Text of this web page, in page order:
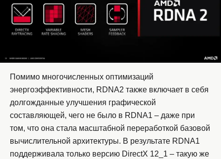
Помимо многочисленных оптимизаций
энергоэффективности, RDNA2 также включает в себя
долгожданные улучшения графической
составляющей, чего не было в RDNA1 – даже при
том, что она стала масштабной переработкой базовой
вычислительной архитектуры. В результате RDNA1
поддерживала только версию DirectX 12_1 – такую же